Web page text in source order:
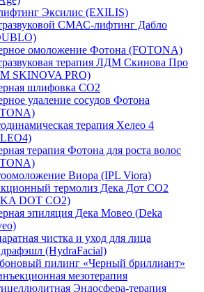
Эксилис (EXILIS)
СМАС-лифтинг Дабло
омоложение Фотона (FOTONA)
терапия ЛДМ Скинова Про
SKINOVA PRO)
шлифовка CO2
удаление сосудов Фотона
терапия Хелео 4
терапия Фотона для роста волос
Виора (IPL Viora)
термолиз Дека Дот СО2
DOT CO2)
эпиляция Дека Мовео (Deka
чистка и уход для лица
(HydraFacial)
пилинг «Черный бриллиант»
мезотерапия
Эндосфера-терапия